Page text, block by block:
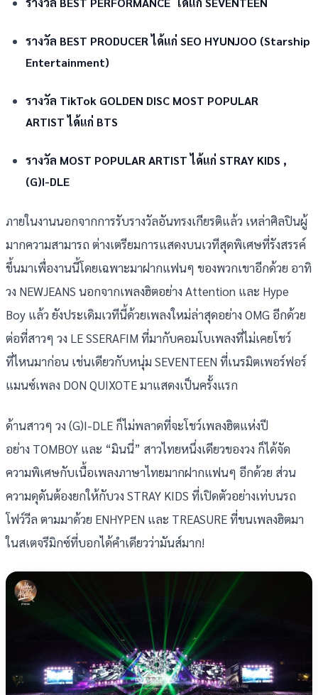
รางวัล BEST PRODUCER ได้แก่ SEO HYUNJOO (Starship
Entertainment)
รางวัล TikTok GOLDEN DISC MOST POPULAR
ARTIST ได้แก่ BTS
รางวัล MOST POPULAR ARTIST ได้แก่ STRAY KIDS ,
(G)I-DLE
ภายในงานนอกจากการรับรางวัลอันทรงเกียรติแล้ว เหล่าศิลปินผู้
มากความสามารถ ต่างเตรียมการแสดงบนเวทีสุดพิเศษที่รังสรรค์
ขึ้นมาเพื่องานนี้โดยเฉพาะมาฝากแฟนๆ ของพวกเขาอีกด้วย อาทิ
วง NEWJEANS นอกจากเพลงฮิตอย่าง Attention และ Hype
Boy แล้ว ยังประเดิมเวทีนี้ด้วยเพลงใหม่ล่าสุดอย่าง OMG อีกด้วย
ต่อที่สาวๆ วง LE SSERAFIM ที่มากับคอมโบเพลงที่ไม่เคยโชว์
ที่ไหนมาก่อน เช่นเดียวกับหนุ่ม SEVENTEEN ที่เนรมิตเพอร์ฟอร์
แมนซ์เพลง DON QUIXOTE มาแสดงเป็นครั้งแรก
ด้านสาวๆ วง (G)I-DLE ก็ไม่พลาดที่จะโชว์เพลงฮิตแห่งปี
อย่าง TOMBOY และ “มินนี่” สาวไทยหนึ่งเดียวของวง ก็ได้จัด
ความพิเศษกับเนื้อเพลงภาษาไทยมากฝากแฟนๆ อีกด้วย ส่วน
ความดุดันต้องยกให้กับวง STRAY KIDS ที่เปิดตัวอย่างเท่บนรถ
โฟว์วีล ตามมาด้วย ENHYPEN และ TREASURE ที่ขนเพลงฮิตมา
ในสเตจรีมิกซ์ที่บอกได้คำเดียวว่ามันส์มาก!